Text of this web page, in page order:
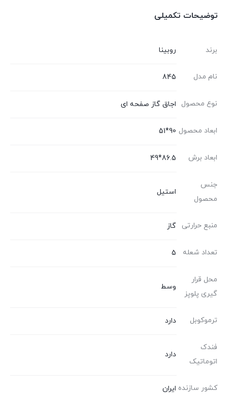
توضیحات تکمیلی
برند روبینا
نام مدل 845
نوع محصول اجاق گاز صفحه ای
ابعاد محصول 90*51
ابعاد برش 86.5*49
جنس
محصول
استیل
منبع حرارتی گاز
تعداد شعله 5
محل قرار
گیری پلوپز
وسط
ترموکوبل دارد
فندک
اتوماتیک
دارد
کشور سازنده ایران